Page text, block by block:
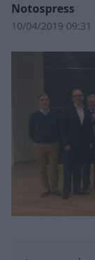
Notospress
10/04/2019 09:31